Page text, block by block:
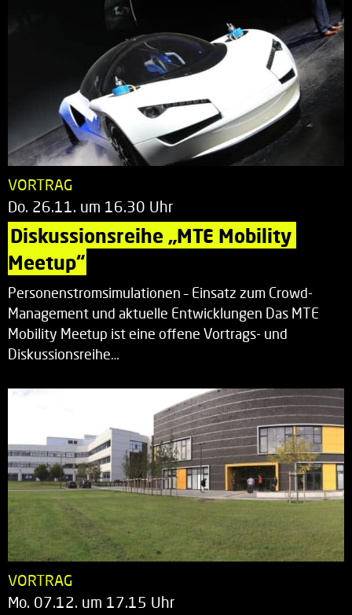
VORTRAG
Do. 26.11. um 16.30 Uhr
Diskussionsreihe „MTE Mobility
Meetup“
Personenstromsimulationen – Einsatz zum Crowd-
Management und aktuelle Entwicklungen Das MTE
Mobility Meetup ist eine offene Vortrags- und
Diskussionsreihe…
VORTRAG
Mo. 07.12. um 17.15 Uhr